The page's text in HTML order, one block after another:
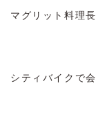
マグリット料理
シティバイクで